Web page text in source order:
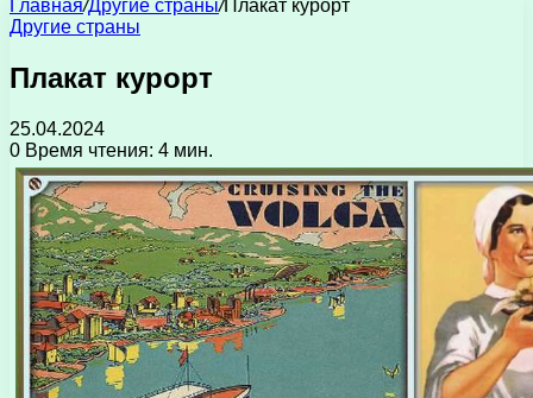
Главная/Другие страны/Плакат курорт
Другие страны
Плакат курорт
25.04.2024
0 Время чтения: 4 мин.